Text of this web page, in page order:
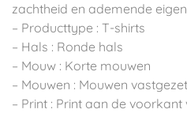
zachtheid en ademende
– Producttype : T-shirts
– Hals : Ronde hals
– Mouw : Korte mouwen
– Mouwen : Mouwen
– Print : Print aan de voorkant